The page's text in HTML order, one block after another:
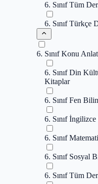
6. Sınıf Tüm
6. Sınıf Türkçe
6. Sınıf Konu
6. Sınıf Din
Kitaplar
6. Sınıf Fen
6. Sınıf
6. Sınıf
6. Sınıf Sosyal
6. Sınıf Tüm